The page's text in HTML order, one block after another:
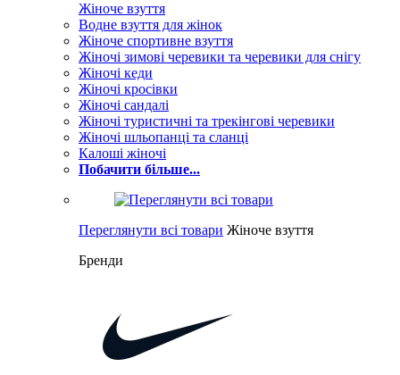
Жіноче взуття
Водне взуття для жінок
Жіноче спортивне взуття
Жіночі зимові черевики та черевики для снігу
Жіночі кеди
Жіночі кросівки
Жіночі сандалі
Жіночі туристичні та трекінгові черевики
Жіночі шльопанці та сланці
Калоші жіночі
Побачити більше...
Переглянути всі товари Жіноче взуття
Бренди